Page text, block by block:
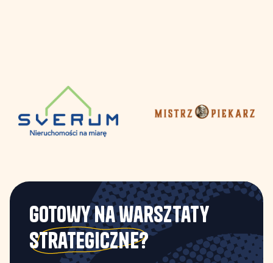
gotowy na warsztaty
strategiczne?